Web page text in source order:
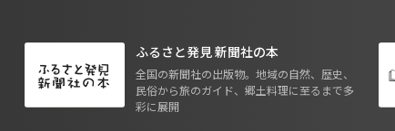
ふるさと発見 新聞社の本
全国の新聞社の出版物。地域の自然、歴史、
民俗から旅のガイド、郷土料理に至るまで多
彩に展開